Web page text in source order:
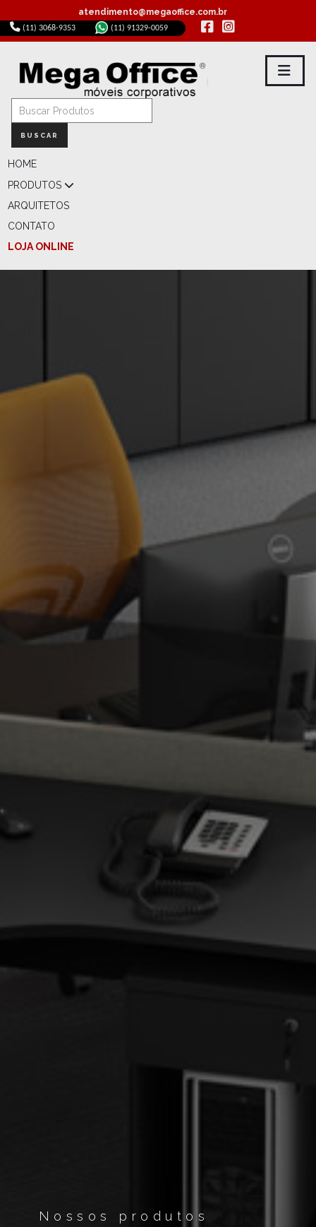
atendimento@megaoffice.com.br
(11) 3068-9353 (11) 91329-0059
BUSCAR
HOME
PRODUTOS
ARQUITETOS
CONTATO
LOJA ONLINE
Nossos produtos